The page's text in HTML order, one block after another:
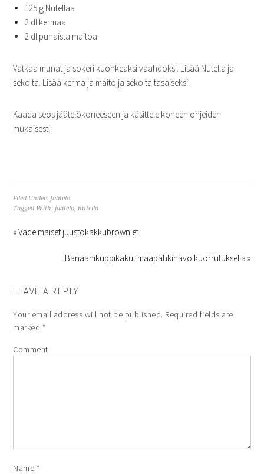
125 g Nutellaa
2 dl kermaa
2 dl punaista maitoa
Vatkaa munat ja sokeri kuohkeaksi vaahdoksi. Lisää Nutella ja
sekoita. Lisää kerma ja maito ja sekoita tasaiseksi.
Kaada seos jäätelökoneeseen ja käsittele koneen ohjeiden
mukaisesti.
Filed Under: Jäätelö
Tagged With:jäätelö,nutella
« Vadelmaiset juustokakkubrowniet
Banaanikuppikakut maapähkinävoikuorrutuksella »
LEAVE A REPLY
Your email address will not be published. Required fields are
marked *
Comment
Name *